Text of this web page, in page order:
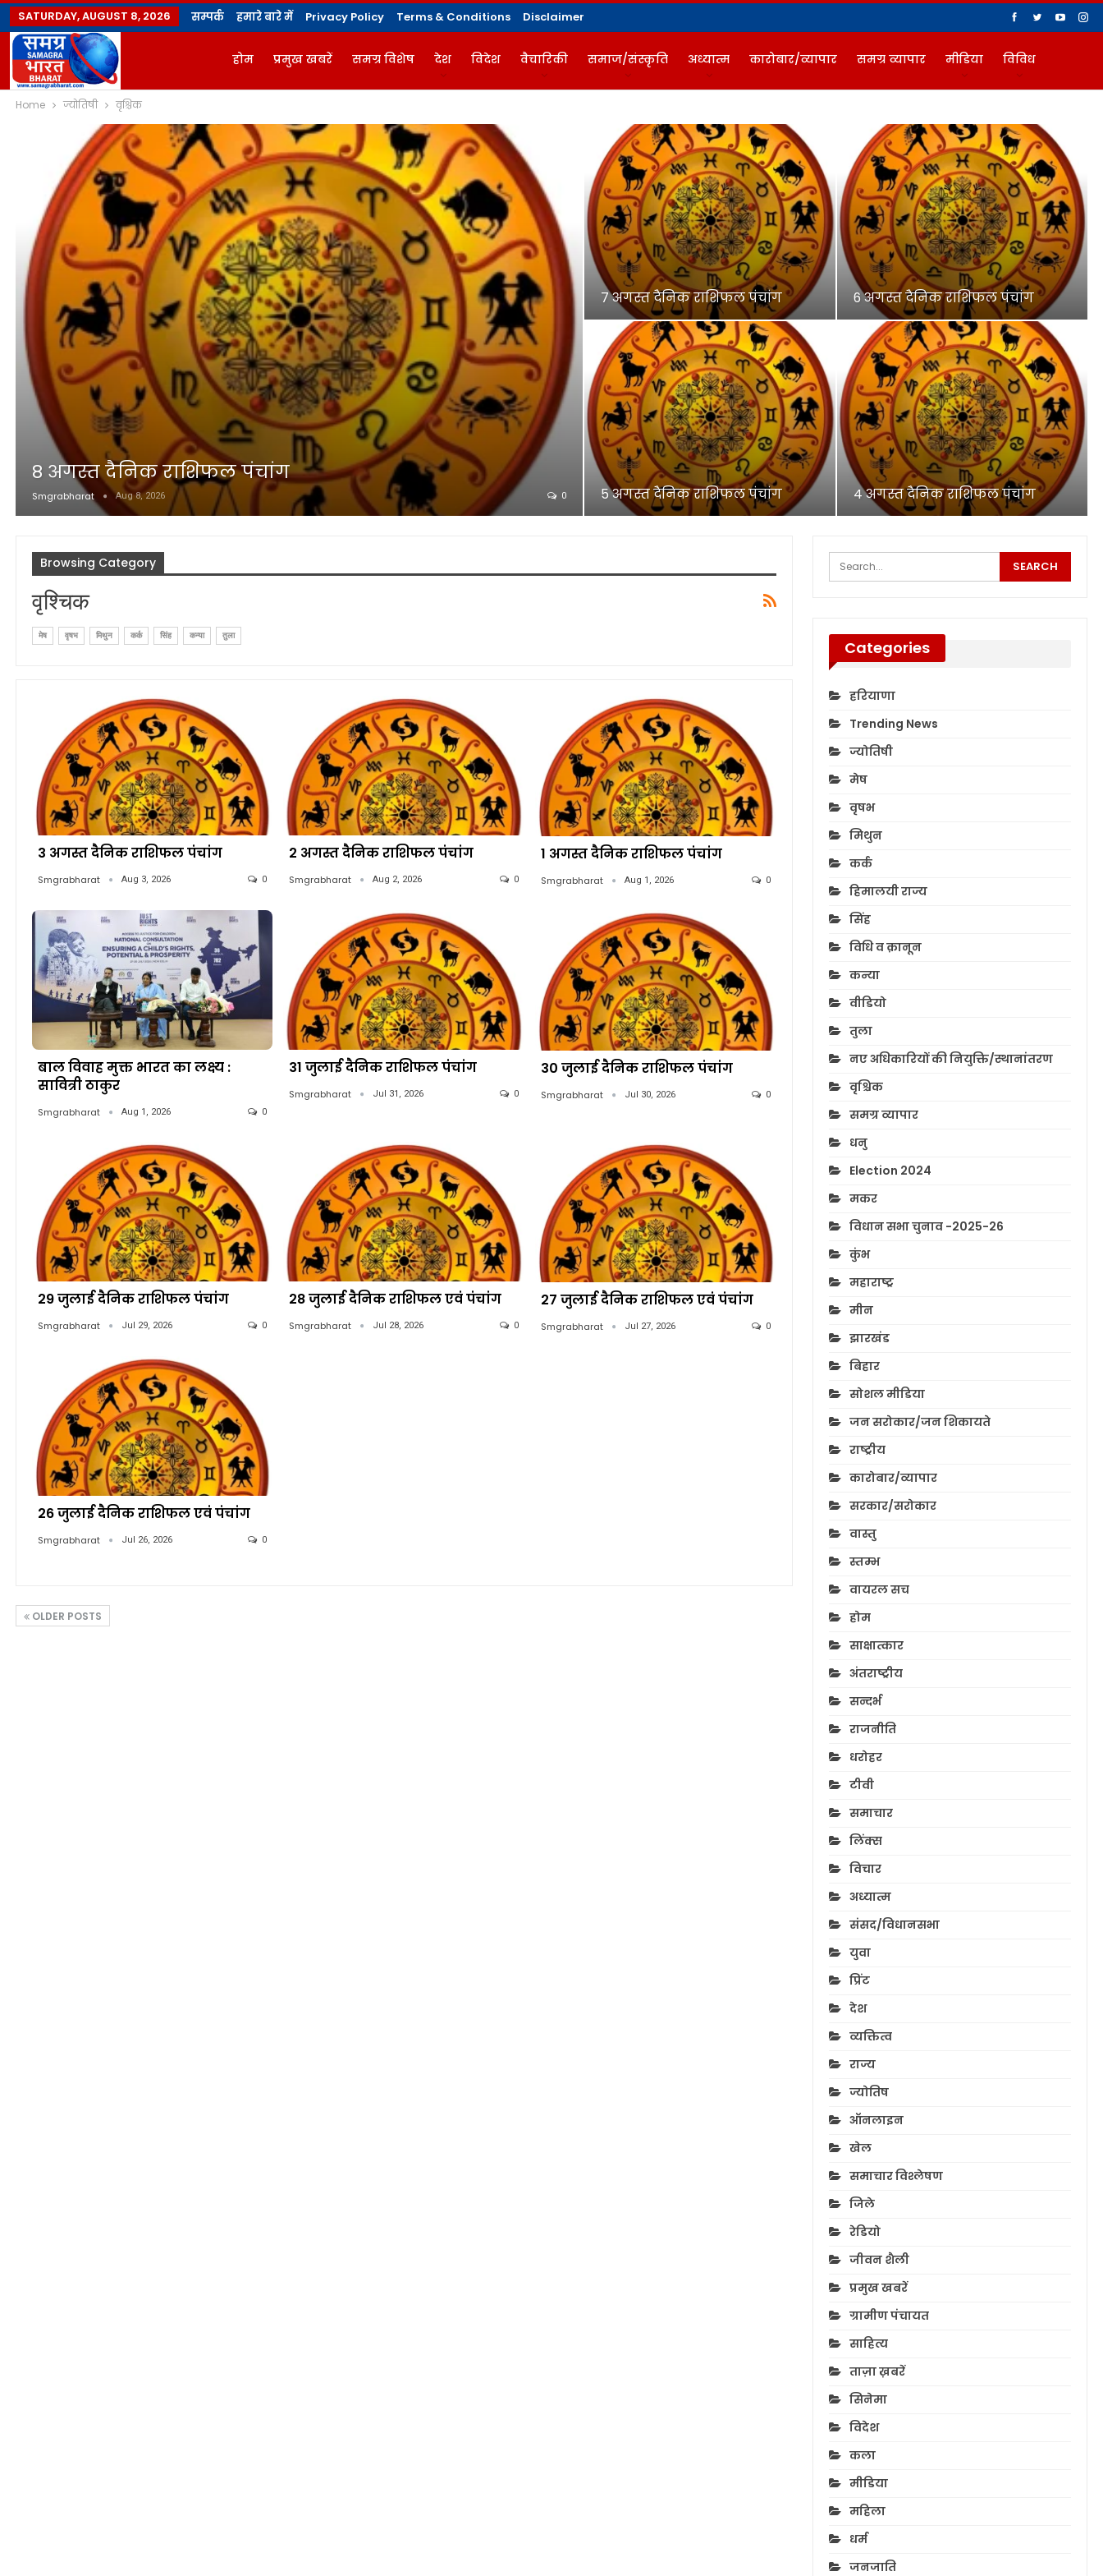
SATURDAY, AUGUST 8, 2026 सम्पर्क हमारे बारे में Privacy Policy Terms & Conditions Disclaimer
होम प्रमुख खबरें समग्र विशेष देश विदेश वैचारिकी समाज/संस्कृति अध्यात्म कारोबार/व्यापार समग्र व्यापार मीडिया विविध
Home ज्योतिषी वृश्चिक
8 अगस्त दैनिक राशिफल पंचांग
Smgrabharat Aug 8, 2026 0
7 अगस्त दैनिक राशिफल पंचांग 6 अगस्त दैनिक राशिफल पंचांग
5 अगस्त दैनिक राशिफल पंचांग 4 अगस्त दैनिक राशिफल पंचांग
Browsing Category
वृश्चिक
मेष वृषभ मिथुन कर्क सिंह कन्या तुला
3 अगस्त दैनिक राशिफल पंचांग
Smgrabharat Aug 3, 2026 0
2 अगस्त दैनिक राशिफल पंचांग
Smgrabharat Aug 2, 2026 0
1 अगस्त दैनिक राशिफल पंचांग
Smgrabharat Aug 1, 2026 0
बाल विवाह मुक्त भारत का लक्ष्य :
सावित्री ठाकुर
Smgrabharat Aug 1, 2026 0
31 जुलाई दैनिक राशिफल पंचांग
Smgrabharat Jul 31, 2026 0
30 जुलाई दैनिक राशिफल पंचांग
Smgrabharat Jul 30, 2026 0
29 जुलाई दैनिक राशिफल पंचांग
Smgrabharat Jul 29, 2026 0
28 जुलाई दैनिक राशिफल एवं पंचांग
Smgrabharat Jul 28, 2026 0
27 जुलाई दैनिक राशिफल एवं पंचांग
Smgrabharat Jul 27, 2026 0
26 जुलाई दैनिक राशिफल एवं पंचांग
Smgrabharat Jul 26, 2026 0
OLDER POSTS
Categories
हरियाणा
Trending News
ज्योतिषी
मेष
वृषभ
मिथुन
कर्क
हिमालयी राज्य
सिंह
विधि व क़ानून
कन्या
वीडियो
तुला
नए अधिकारियों की नियुक्ति/स्थानांतरण
वृश्चिक
समग्र व्यापार
धनु
Election 2024
मकर
विधान सभा चुनाव -2025-26
कुंभ
महाराष्ट्र
मीन
झारखंड
बिहार
सोशल मीडिया
जन सरोकार/जन शिकायते
राष्ट्रीय
कारोबार/व्यापार
सरकार/सरोकार
वास्तु
स्तम्भ
वायरल सच
होम
साक्षात्कार
अंतराष्ट्रीय
सन्दर्भ
राजनीति
धरोहर
टीवी
समाचार
लिंक्स
विचार
अध्यात्म
संसद/विधानसभा
युवा
प्रिंट
देश
व्यक्तित्व
राज्य
ज्योतिष
ऑनलाइन
खेल
समाचार विश्लेषण
जिले
रेडियो
जीवन शैली
प्रमुख खबरें
ग्रामीण पंचायत
साहित्य
ताज़ा ख़बरें
सिनेमा
विदेश
कला
मीडिया
महिला
धर्म
जनजाति